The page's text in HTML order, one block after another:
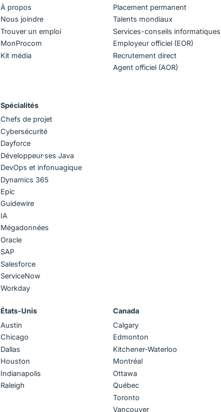
À propos
Nous joindre
Trouver un emploi
MonProcom
Kit média
Placement permanent
Talents mondiaux
Services-conseils informatiques
Employeur officiel (EOR)
Recrutement direct
Agent officiel (AOR)
Spécialités
Chefs de projet
Cybersécurité
Dayforce
Développeur·ses Java
DevOps et infonuagique
Dynamics 365
Epic
Guidewire
IA
Mégadonnées
Oracle
SAP
Salesforce
ServiceNow
Workday
États-Unis
Austin
Chicago
Dallas
Houston
Indianapolis
Raleigh
Canada
Calgary
Edmonton
Kitchener-Waterloo
Montréal
Ottawa
Québec
Toronto
Vancouver